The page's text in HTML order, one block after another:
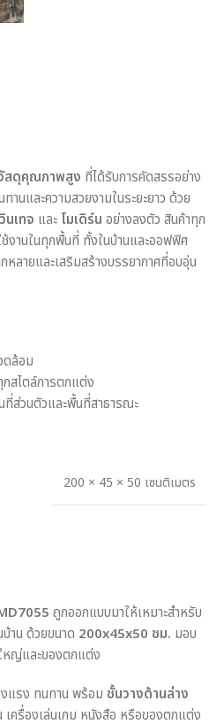
สดุคุณภาพสูง ที่ได้รับการคัดสรรอย่าง
นและความสวยงามในระยะยาว ด้วย
วินเทจ และ โมเดิร์น อย่างลงตัว สินค้าทุก
ช้งานในทุกพื้นที่ ทั้งในบ้านและออฟฟิศ
ลายและเสริมสร้างบรรยากาศที่อบอุ่น
ดล้อม
สไตล์การตกแต่ง
ที่ส่วนตัวและพื้นที่สาธารณะ
200 × 45 × 50 เซนติเมตร
ถูกออกแบบมาให้เหมาะสำหรับ
าน ด้วยขนาด 200x45x50 ซม. มอบ
หญ่และของตกแต่ง
แรง ทนทาน พร้อม ชั้นวางด้านล่าง
ครื่องเล่นเกม หนังสือ หรือของตกแต่ง